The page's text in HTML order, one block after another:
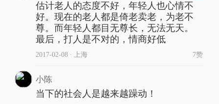
估计老人的态度不好，年轻人也心情不
好。现在的老人都是倚老卖老，为老不
尊。而年轻人都目无尊长，无法无天。
最后，打人是不对的，情商好低
2017-02-08∙ 上海 7赞
小陈
当下的社会人是越来越躁动！